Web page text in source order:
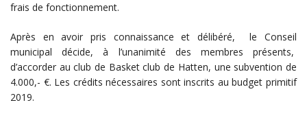
frais de fonctionnement.
Après en avoir pris connaissance et délibéré, le Conseil
municipal décide, à l’unanimité des membres présents,
d’accorder au club de Basket club de Hatten, une subvention de
4.000,- €. Les crédits nécessaires sont inscrits au budget primitif
2019.